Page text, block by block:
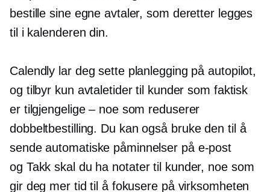
bestille sine egne avtaler, som deretter legges
til i kalenderen din.
Calendly lar deg sette planlegging på autopilot,
og tilbyr kun avtaletider til kunder som faktisk
er tilgjengelige – noe som reduserer
dobbeltbestilling. Du kan også bruke den til å
sende automatiske påminnelser på e-post
og Takk skal du ha notater til kunder, noe som
gir deg mer tid til å fokusere på virksomheten